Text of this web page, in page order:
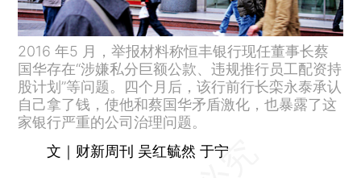
2016 年5 月，举报材料称恒丰银行现任董事长蔡
国华存在“涉嫌私分巨额公款、违规推行员工配资持
股计划”等问题。四个月后，该行前行长栾永泰承认
自己拿了钱，使他和蔡国华矛盾激化，也暴露了这
家银行严重的公司治理问题。
文｜财新周刊 吴红毓然 于宁